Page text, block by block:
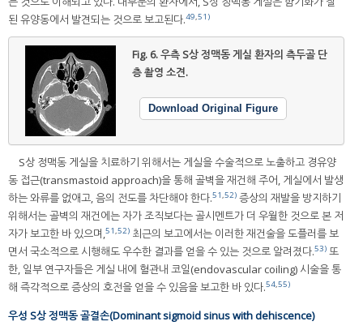
된 유양동에서 발견되는 것으로 보고된다.49,51)
Fig. 6.우측 S상 정맥동 게실 환자의 측두골 단
층 촬영 소견.
Download Original Figure
S상 정맥동 게실을 치료하기 위해서는 게실을 수술적으로 노출하고 경유양
동 접근(transmastoid approach)을 통해 골벽을 재건해 주어, 게실에서 발생
하는 와류를 없애고, 음의 전도를 차단해야 한다.51,52) 증상의 재발을 방지하기
위해서는 골벽의 재건에는 자가 조직보다는 골시멘트가 더 우월한 것으로 본 저
자가 보고한 바 있으며,51,52) 최근의 보고에서는 이러한 재건술을 도플러를 보
면서 국소적으로 시행해도 우수한 결과를 얻을 수 있는 것으로 알려졌다.53) 또
한, 일부 연구자들은 게실 내에 혈관내 코일(endovascular coiling) 시술을 통
해 즉각적으로 증상의 호전을 얻을 수 있음을 보고한 바 있다.54,55)
우성 S상 정맥동 골결손(Dominant sigmoid sinus with dehiscence)